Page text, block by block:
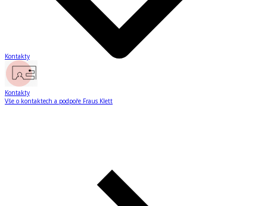
Kontakty
Kontakty
Vše o kontaktech a podpoře Fraus Klett